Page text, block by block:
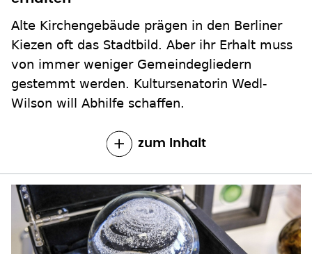
Alte Kirchengebäude prägen in den Berliner
Kiezen oft das Stadtbild. Aber ihr Erhalt muss
von immer weniger Gemeindegliedern
gestemmt werden. Kultursenatorin Wedl-
Wilson will Abhilfe schaffen.
zum Inhalt